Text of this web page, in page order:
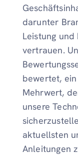
darunter
Leistung
vertrauen.
bewertet,
Mehrwert,
unsere
aktuellsten
Anleitungen